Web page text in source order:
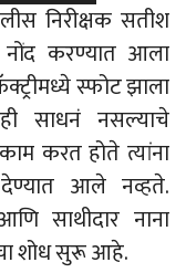
निरीक्षक सतीश
नोंद करण्यात आला
स्फोट झाला
साधनं नसल्याचे
करत होते त्यांना
देण्यात आले नव्हते.
साथीदार नाना
शोध सुरू आहे.